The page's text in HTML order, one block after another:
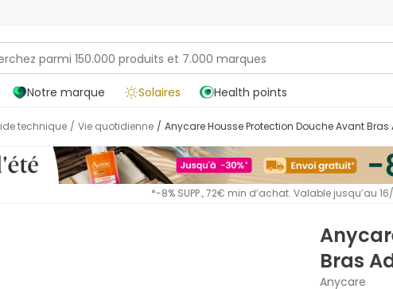
Notre marque Solaires Health points
Aide technique / Vie quotidienne / Anycare Housse Protection Douche Avant Bras
*-8% SUPP., 72€ min d’achat. Valable jusqu’au
Bras
Anycare